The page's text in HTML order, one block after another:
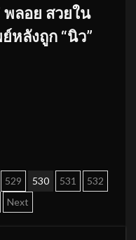
พลอย สวยใน
หลังถูก “นิว”
529 530 531
532
Next